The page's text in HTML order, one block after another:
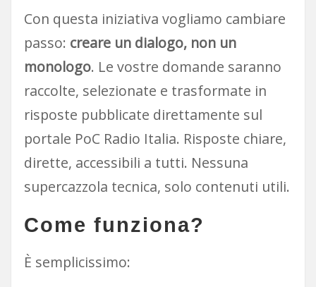
Con questa iniziativa vogliamo cambiare
passo: creare un dialogo, non un
monologo. Le vostre domande saranno
raccolte, selezionate e trasformate in
risposte pubblicate direttamente sul
portale PoC Radio Italia. Risposte chiare,
dirette, accessibili a tutti. Nessuna
supercazzola tecnica, solo contenuti utili.
Come funziona?
È semplicissimo: